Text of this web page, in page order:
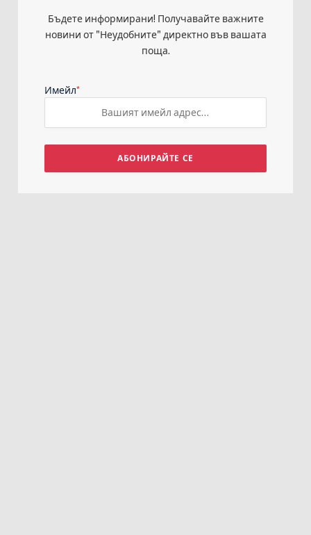
Бъдете информирани! Получавайте важните
новини от "Неудобните" директно във вашата
поща.
Имейл*